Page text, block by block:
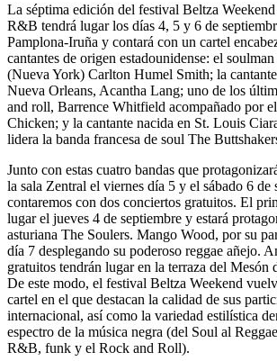
La séptima edición del festival Beltza
R&B tendrá lugar los días 4, 5 y 6 de
Pamplona-Iruña y contará con un cartel
cantantes de origen estadounidense: el
(Nueva York) Carlton Humel Smith; la
Nueva Orleans, Acantha Lang; uno de los
and roll, Barrence Whitfield acompañado por
Chicken; y la cantante nacida en St. Louis
lidera la banda francesa de soul The
Junto con estas cuatro bandas que
la sala Zentral el viernes día 5 y el sábado 6 de
contaremos con dos conciertos gratuitos. El
lugar el jueves 4 de septiembre y estará
asturiana The Soulers. Mango Wood, por su
día 7 desplegando su poderoso reggae añejo.
gratuitos tendrán lugar en la terraza del Mesón
De este modo, el festival Beltza Weekend
cartel en el que destacan la calidad de sus
internacional, así como la variedad estilística
espectro de la música negra (del Soul al
R&B, funk y el Rock and Roll).